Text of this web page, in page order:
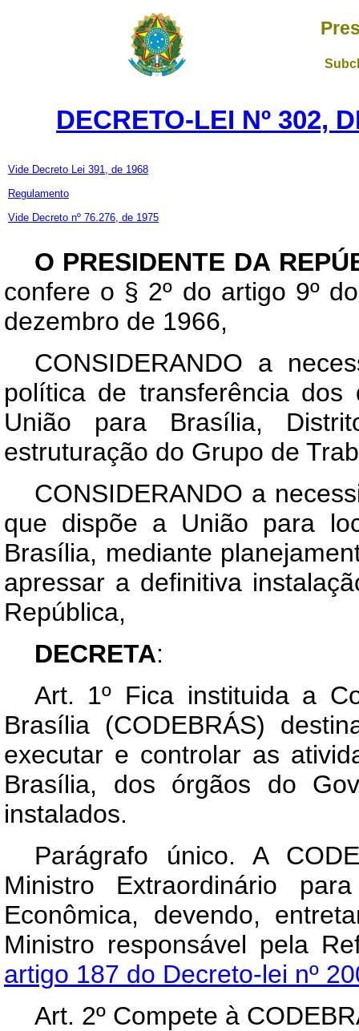
DECRETO-LEI Nº 302,
Vide Decreto Lei 391, de 1968
Regulamento
Vide Decreto nº 76.276, de 1975
O PRESIDENTE DA
confere o § 2º do artigo 9º
dezembro de 1966,
CONSIDERANDO a
política de transferência dos
União para Brasília,
estruturação do Grupo de
CONSIDERANDO a
que dispõe a União para
Brasília, mediante
apressar a definitiva
República,
DECRETA:
Art. 1º Fica instituida a
Brasília (CODEBRÁS)
executar e controlar as
Brasília, dos órgãos do
instalados.
Parágrafo único. A
Ministro Extraordinário
Econômica, devendo,
Ministro responsável pela
artigo 187 do Decreto-lei nº
Art. 2º Compete à